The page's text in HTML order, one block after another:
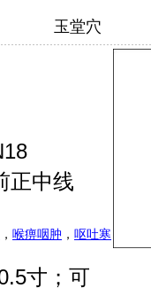
玉堂穴
正中线
， 喉痹咽肿 ， 呕吐寒
寸；可